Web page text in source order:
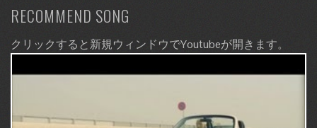
RECOMMEND SONG
クリックすると新規ウィンドウでYoutubeが開きます。